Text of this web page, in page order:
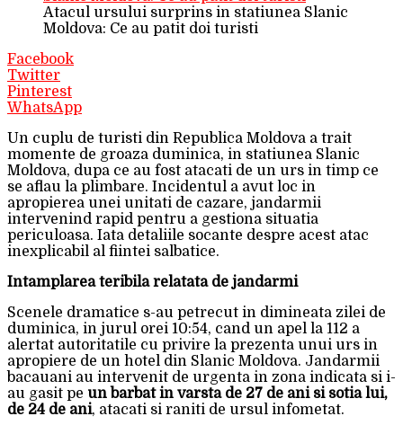
Atacul ursului surprins in statiunea Slanic
Moldova: Ce au patit doi turisti
Facebook
Twitter
Pinterest
WhatsApp
Un cuplu de turisti din Republica Moldova a trait
momente de groaza duminica, in statiunea Slanic
Moldova, dupa ce au fost atacati de un urs in timp ce
se aflau la plimbare. Incidentul a avut loc in
apropierea unei unitati de cazare, jandarmii
intervenind rapid pentru a gestiona situatia
periculoasa. Iata detaliile socante despre acest atac
inexplicabil al fiintei salbatice.
Intamplarea teribila relatata de jandarmi
Scenele dramatice s-au petrecut in dimineata zilei de
duminica, in jurul orei 10:54, cand un apel la 112 a
alertat autoritatile cu privire la prezenta unui urs in
apropiere de un hotel din Slanic Moldova. Jandarmii
bacauani au intervenit de urgenta in zona indicata si i-
au gasit pe un barbat in varsta de 27 de ani si sotia lui,
de 24 de ani, atacati si raniti de ursul infometat.